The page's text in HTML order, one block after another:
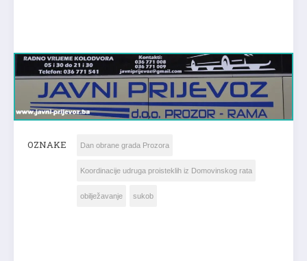
OZNAKE Dan obrane grada Prozora
Koordinacije udruga proisteklih iz Domovinskog rata
obilježavanje sukob